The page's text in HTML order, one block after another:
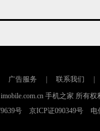
广告服务 联系我们
手机之家 所有权
号 京ICP证090349号 电